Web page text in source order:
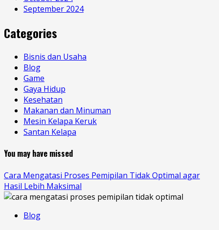
September 2024
Categories
Bisnis dan Usaha
Blog
Game
Gaya Hidup
Kesehatan
Makanan dan Minuman
Mesin Kelapa Keruk
Santan Kelapa
You may have missed
Cara Mengatasi Proses Pemipilan Tidak Optimal agar
Hasil Lebih Maksimal
Blog